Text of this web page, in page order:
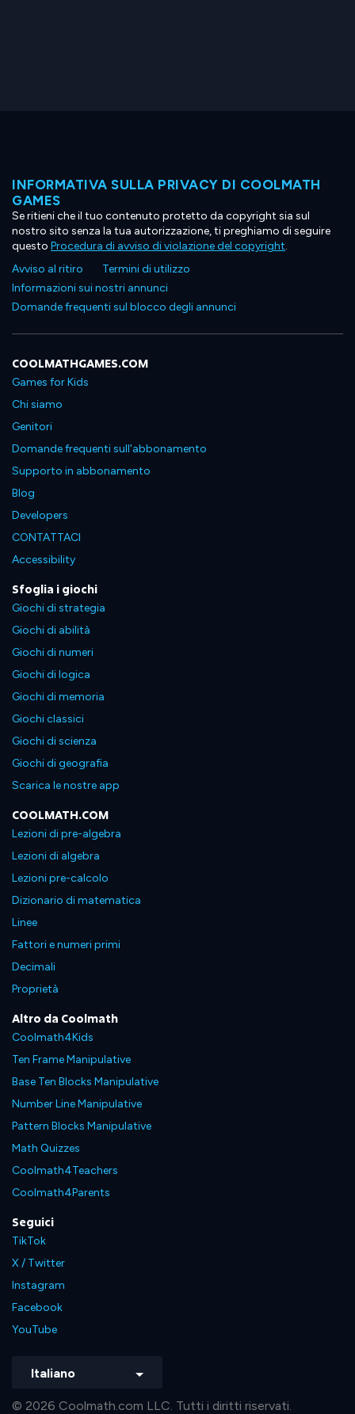
INFORMATIVA SULLA PRIVACY DI COOLMATH
GAMES
Se ritieni che il tuo contenuto protetto da copyright sia sul
nostro sito senza la tua autorizzazione, ti preghiamo di seguire
questo Procedura di avviso di violazione del copyright.
Avviso al ritiro
Termini di utilizzo
Informazioni sui nostri annunci
Domande frequenti sul blocco degli annunci
COOLMATHGAMES.COM
Games for Kids
Chi siamo
Genitori
Domande frequenti sull'abbonamento
Supporto in abbonamento
Blog
Developers
CONTATTACI
Accessibility
Sfoglia i giochi
Giochi di strategia
Giochi di abilità
Giochi di numeri
Giochi di logica
Giochi di memoria
Giochi classici
Giochi di scienza
Giochi di geografia
Scarica le nostre app
COOLMATH.COM
Lezioni di pre-algebra
Lezioni di algebra
Lezioni pre-calcolo
Dizionario di matematica
Linee
Fattori e numeri primi
Decimali
Proprietà
Altro da Coolmath
Coolmath4Kids
Ten Frame Manipulative
Base Ten Blocks Manipulative
Number Line Manipulative
Pattern Blocks Manipulative
Math Quizzes
Coolmath4Teachers
Coolmath4Parents
Seguici
TikTok
X / Twitter
Instagram
Facebook
YouTube
Italiano
© 2026 Coolmath.com LLC. Tutti i diritti riservati.